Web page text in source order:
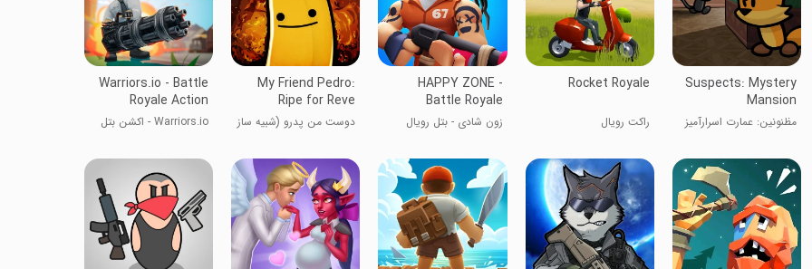
Suspects: Mystery
Mansion
مظنونین: عمارت اسرارآمیز
Rocket Royale
راکت رویال
HAPPY ZONE -
Battle Royale
زون شادی - بتل رویال
My Friend Pedro:
Ripe for Reve
دوست من پدرو (شبیه ساز
Warriors.io - Battle
Royale Action
Warriors.io - اکشن بتل